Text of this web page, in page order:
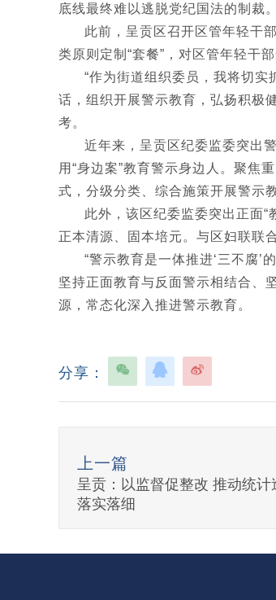
底线最终难以逃脱党纪国法的制裁
此前，呈贡区召开区管年轻干
类原则定制“套餐”，对区管年轻干
“作为街道组织委员，我将切实
话，组织开展警示教育，弘扬积极
考。
近年来，呈贡区纪委监委突出
用“身边案”教育警示身边人。聚焦
式，分级分类、综合施策开展警示
此外，该区纪委监委突出正面“
正本清源、固本培元。与区妇联联
“警示教育是一体推进‘三不腐
坚持正面教育与反面警示相结合、
源，常态化深入推进警示教育。
分享：
上一篇
呈贡：以监督促整改 推动统
落实落细